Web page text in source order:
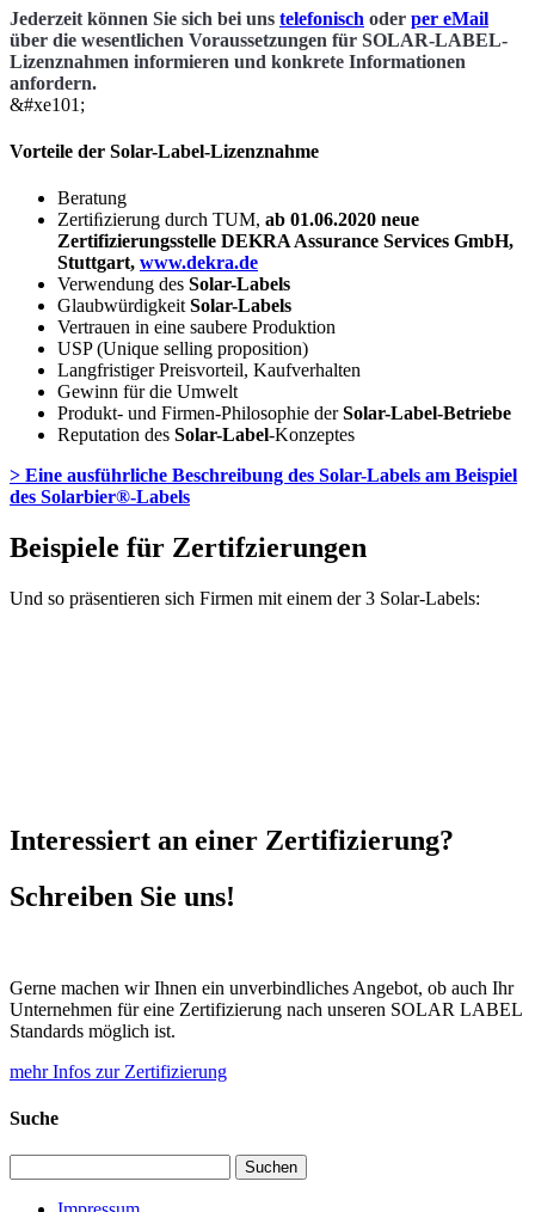
Jederzeit können Sie sich bei uns telefonisch oder per eMail
über die wesentlichen Voraussetzungen für SOLAR-LABEL-
Lizenznahmen informieren und konkrete Informationen
anfordern.
&#xe101;
Vorteile der Solar-Label-Lizenznahme
Beratung
Zertiﬁzierung durch TUM, ab 01.06.2020 neue
Zertifizierungsstelle DEKRA Assurance Services GmbH,
Stuttgart, www.dekra.de
Verwendung des Solar-Labels
Glaubwürdigkeit Solar-Labels
Vertrauen in eine saubere Produktion
USP (Unique selling proposition)
Langfristiger Preisvorteil, Kaufverhalten
Gewinn für die Umwelt
Produkt- und Firmen-Philosophie derSolar-Label-Betriebe
Reputation des Solar-Label-Konzeptes
> Eine ausführliche Beschreibung des Solar-Labels am Beispiel
des Solarbier®-Labels
Beispiele für Zertifzierungen
Und so präsentieren sich Firmen mit einem der 3 Solar-Labels:
Interessiert an einer Zertifizierung?
Schreiben Sie uns!
Gerne machen wir Ihnen ein unverbindliches Angebot, ob auch Ihr
Unternehmen für eine Zertifizierung nach unseren SOLAR LABEL
Standards möglich ist.
mehr Infos zur Zertifizierung
Suche
nach: